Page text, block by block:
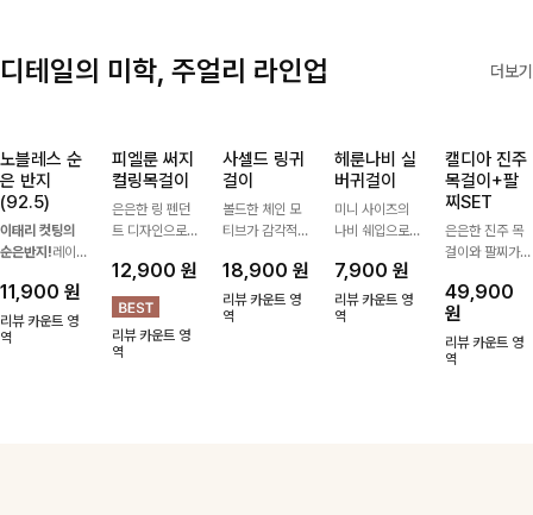
디테일의 미학, 주얼리 라인업 더보기
노블레스 순
은 반지
(92.5)
이태리 컷팅의
순은반지!레이
반지에요!고급스
러운 컬러감과
디테일로 강추에
11,900 원
리뷰 카운트 영
역
피엘룬 써지
컬링목걸이
은은한 링 펜던
트 디자인으로
써지컬스틸 소재
로 변색 걱정 없
이 데일리로 착
용하기 좋아요-
12,900 원
리뷰 카운트 영
역
사셀드 링귀
걸이
볼드한 체인 모
티브가 감각적인
는 귀걸이- 심플
하면서도 존재감
있는 디자인으로
18,900원
리뷰 카운트 영
역
헤룬나비 실
버귀걸이
미니 사이즈의
나비 쉐입으로
내어줄 이어링,
과하지 않은 포
인트가 되어줘
7,900 원
리뷰 카운트 영
역
캘디아 진주
목걸이+팔
찌SET
은은한 진주 목
걸이와 팔찌가
한 번에 완성도
높은 스타일링을
연출해주는 아이
템 🤍 데일리룩
49,900
원
리뷰 카운트 영
역